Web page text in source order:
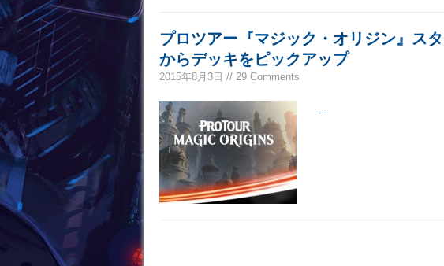
プロツアー『マジック・オリジン』ス
からデッキをピックアップ
2015年8月3日 // 29 Comments